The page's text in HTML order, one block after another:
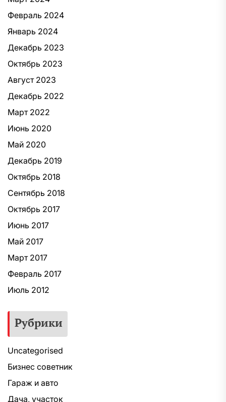
Февраль 2024
Январь 2024
Декабрь 2023
Октябрь 2023
Август 2023
Декабрь 2022
Март 2022
Июнь 2020
Май 2020
Декабрь 2019
Октябрь 2018
Сентябрь 2018
Октябрь 2017
Июнь 2017
Май 2017
Март 2017
Февраль 2017
Июль 2012
Рубрики
Uncategorised
Бизнес советник
Гараж и авто
Дача, участок